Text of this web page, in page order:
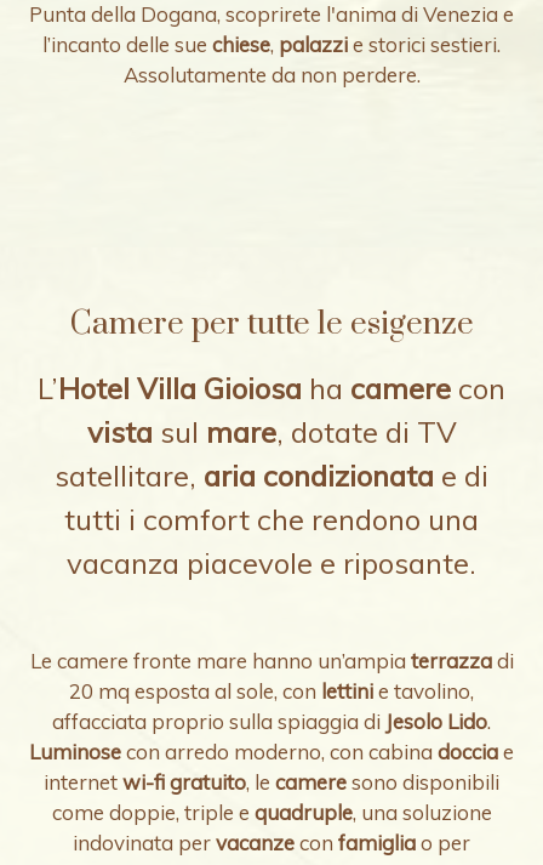
Punta della Dogana, scoprirete l'anima di Venezia e
l’incanto delle sue chiese, palazzie storici sestieri.
Assolutamente da non perdere.
Camere per tutte le esigenze
L’Hotel Villa Gioiosa ha camere con
vista sul mare, dotate di TV
satellitare, aria condizionata e di
tutti i comfort che rendono una
vacanza piacevole e riposante.
Le camere fronte mare hanno un’ampia terrazzadi
20 mq esposta al sole, con lettinie tavolino,
affacciata proprio sulla spiaggia di Jesolo Lido.
Luminosecon arredo moderno, con cabina docciae
internetwi-fi gratuito, le cameresono disponibili
come doppie, triple e quadruple, una soluzione
indovinata pervacanzecon famigliao per